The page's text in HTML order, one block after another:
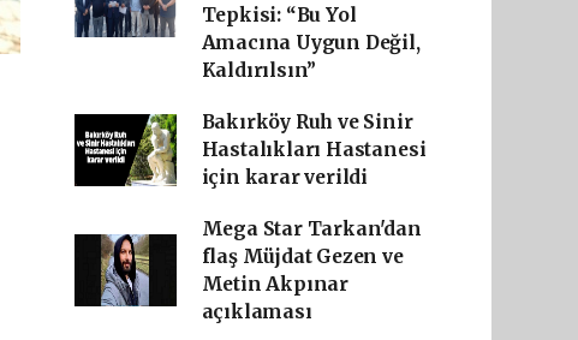
Tepkisi: “Bu Yol
Amacına Uygun Değil,
Kaldırılsın”
Bakırköy Ruh ve Sinir
Hastalıkları Hastanesi
için karar verildi
Mega Star Tarkan'dan
flaş Müjdat Gezen ve
Metin Akpınar
açıklaması